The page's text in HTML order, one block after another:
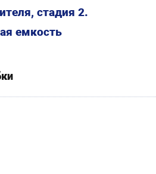
стадия 2.
емкость